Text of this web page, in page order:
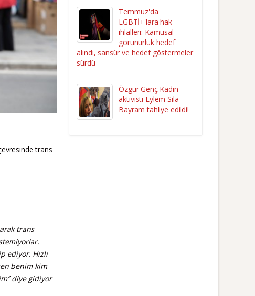
trans
trans
ediyor. Hızlı
benim kim
diye gidiyor
Temmuz'da
LGBTİ+'lara hak
ihlalleri: Kamusal
görünürlük hedef
alındı, sansür ve hedef göstermeler
sürdü
Özgür Genç Kadın
aktivisti Eylem Sıla
Bayram tahliye edildi!